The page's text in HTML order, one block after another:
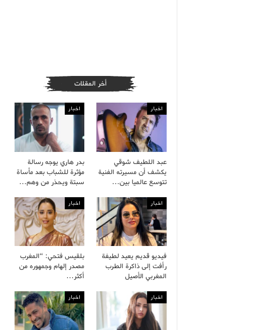
أخر المقلات
اخبار
عبد اللطيف شوقي
يكشف أن مسيرته الفنية
تتوسع عالميا بين…
اخبار
بدر هاري يوجه رسالة
مؤثرة للشباب بعد مأساة
سبتة ويحذر من وهم…
اخبار
فيديو قديم يعيد لطيفة
رأفت إلى ذاكرة الطرب
المغربي الأصيل
اخبار
بلقيس فتحي: “المغرب
مصدر إلهام وجمهوره من
أكثر…
اخبار اخبار